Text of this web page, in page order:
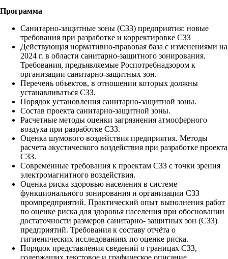
Программа
Санитарно-защитные зоны (СЗЗ) предприятия: новые
требования при разработке и корректировке СЗЗ
Действующая нормативно-правовая база с изменениями на
2024 г. в области санитарно-защитного зонирования.
Требования, предъявляемые Роспотребнадзором к
организации санитарно-защитных зон.
Перечень объектов, в отношении которых должны
устанавливаться СЗЗ.
Порядок установления санитарно-защитной зоны.
Состав проекта санитарно-защитной зоны.
Расчетные методы оценки загрязнения атмосферного
воздуха при разработке СЗЗ.
Оценка шумового воздействия предприятия. Методы
расчета акустического воздействия при разработке проекта
СЗЗ.
Современные требования к проектам СЗЗ с точки зрения
электромагнитного воздействия.
Оценка риска здоровью населения в системе
функционального зонирования и организации СЗЗ
промпредприятий. Практический опыт выполнения работ
по оценке риска для здоровья населения при обосновании
достаточности размеров санитарно- защитных зон (СЗЗ)
предприятий. Требования к составу отчёта о
гигиенических исследованиях по оценке риска.
Порядок представления сведений о границах СЗЗ,
содержащих текстовое и графическое описание